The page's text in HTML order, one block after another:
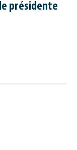
présidente